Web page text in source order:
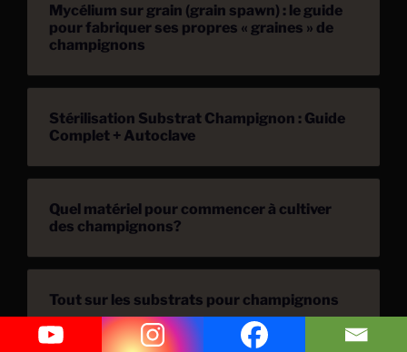
Mycélium sur grain (grain spawn) : le guide
pour fabriquer ses propres « graines » de
champignons
Stérilisation Substrat Champignon : Guide
Complet + Autoclave
Quel matériel pour commencer à cultiver
des champignons?
Tout sur les substrats pour champignons